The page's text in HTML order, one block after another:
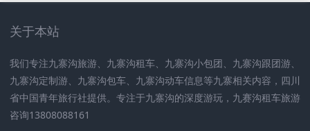
关于本站
我们专注九寨沟旅游、九寨沟租车、九寨沟小包团、九寨沟跟团游、
九寨沟定制游、九寨沟包车、九寨沟动车信息等九寨相关内容，四川
省中国青年旅行社提供。专注于九寨沟的深度游玩，九赛沟租车旅游
咨询13808088161